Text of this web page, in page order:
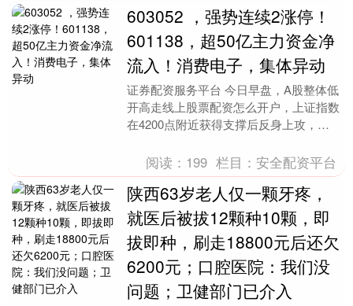
603052 ，强势连续2涨停！
601138，超50亿主力资金净
流入！消费电子，集体异动
证券配资服务平台 今日早盘，A股整体低
开高走线上股票配资怎么开户，上证指数
在4200点附近获得支撑后反身上攻，深
也均微幅飘....
阅读： 199 栏目：安全配资平台
陕西63岁老人仅一颗牙疼，
就医后被拔12颗种10颗，即
拔即种，刷走18800元后还欠
6200元；口腔医院：我们没
问题；卫健部门已介入